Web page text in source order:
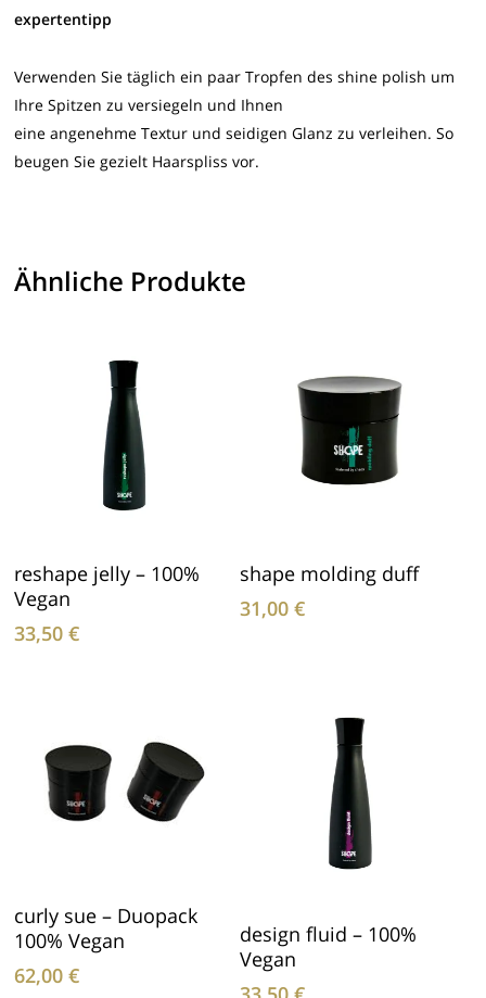
expertentipp
Verwenden Sie täglich ein paar Tropfen des shine polish um
Ihre Spitzen zu versiegeln und Ihnen
eine angenehme Textur und seidigen Glanz zu verleihen. So
beugen Sie gezielt Haarspliss vor.
Ähnliche Produkte
In Den Warenkorb
reshape jelly – 100%
Vegan
33,50€
In Den Warenkorb
shape molding duff
31,00€
In Den Warenkorb
curly sue – Duopack
100% Vegan
62,00€
In Den Warenkorb
design fluid – 100%
Vegan